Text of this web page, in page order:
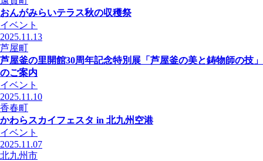
おんがみらいテラス秋の収穫祭
イベント
2025.11.13
芦屋町
芦屋釜の里開館30周年記念特別展「芦屋釜の美と鋳物師の技」
のご案内
イベント
2025.11.10
香春町
かわらスカイフェスタ in 北九州空港
イベント
2025.11.07
北九州市